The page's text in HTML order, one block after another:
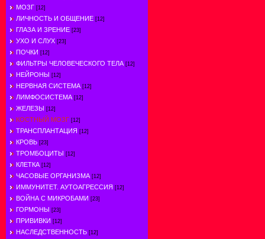
МОЗГ [12]
ЛИЧНОСТЬ И ОБЩЕНИЕ [12]
ГЛАЗА И ЗРЕНИЕ [23]
УХО И СЛУХ [23]
ПОЧКИ [12]
ФИЛЬТРЫ ЧЕЛОВЕЧЕСКОГО ТЕЛА [12]
НЕЙРОНЫ [12]
НЕРВНАЯ СИСТЕМА [12]
ЛИМФОСИСТЕМА [12]
ЖЕЛЕЗЫ [12]
КОСТНЫЙ МОЗГ [12]
ТРАНСПЛАНТАЦИЯ [12]
КРОВЬ [23]
ТРОМБОЦИТЫ [12]
КЛЕТКА [12]
ЧАСОВЫЕ ОРГАНИЗМА [12]
ИММУНИТЕТ. АУТОАГРЕССИЯ [12]
ВОЙНА С МИКРОБАМИ [23]
ГОРМОНЫ [23]
ПРИВИВКИ [12]
НАСЛЕДСТВЕННОСТЬ [12]